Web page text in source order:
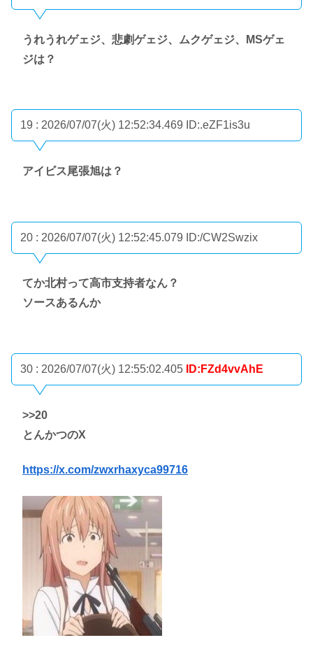
うれうれゲェジ、悲劇ゲェジ、ムクゲェジ、MSゲェ
ジは？
19 : 2026/07/07(火) 12:52:34.469 ID:.eZF1is3u
アイビス尾張旭は？
20 : 2026/07/07(火) 12:52:45.079 ID:/CW2Swzix
てか北村って高市支持者なん？
ソースあるんか
30 : 2026/07/07(火) 12:55:02.405 ID:FZd4vvAhE
>>20
とんかつのX
https://x.com/zwxrhaxyca99716